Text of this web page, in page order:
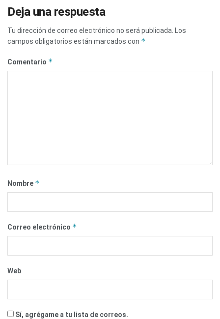
Deja una respuesta
Tu dirección de correo electrónico no será publicada.
Los
campos obligatorios están marcados con *
Comentario *
Nombre *
Correo electrónico *
Web
Sí, agrégame a tu lista de correos.